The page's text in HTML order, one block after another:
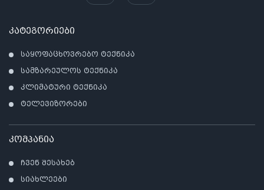
კატეგორიები
საყოფაცხოვრებო ტექნიკა
სამზარეულოს ტექნიკა
კლიმატური ტექნიკა
ტელევიზორები
კომპანია
ჩვენ შესახებ
სიახლეები